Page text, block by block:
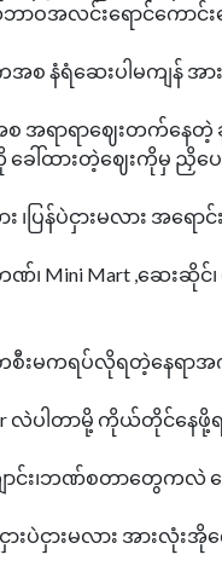
အလင်းရောင်ကောင်း
ကအစ နံရံဆေးပါမကျန်
အရာရာဈေးတက်နေတဲ့ ခု
ေါ်ထားတဲ့ဈေးကိုမှ ညှိပေး
၊ပြန်ပဲငှားမလား အရ
ဏ်၊ Mini Mart ,ဆေးဆို
းမကရပ်လိုရတဲ့နေရာအက
လဲပါတာမို့ ကိုယ်တိုင်န
ောင်း၊ဘဏ်စတာတွေကလဲ
ငှားပဲငှားမလား အားလုံးအို